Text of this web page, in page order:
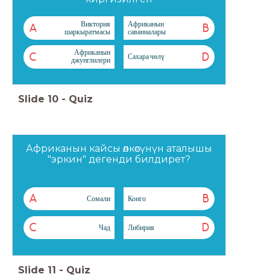
A
Виктория
шаркыратмасы
B
Африканын
саванналары
C
Африканын
джунглилери
D
Сахара чөлү
Slide 10 - Quiz
Африканын кайсы өлкөсүнүн аталышы
"эркин" дегенди билдирет?
A Сомали B
Конго
C Чад D
Либирия
Slide 11 - Quiz